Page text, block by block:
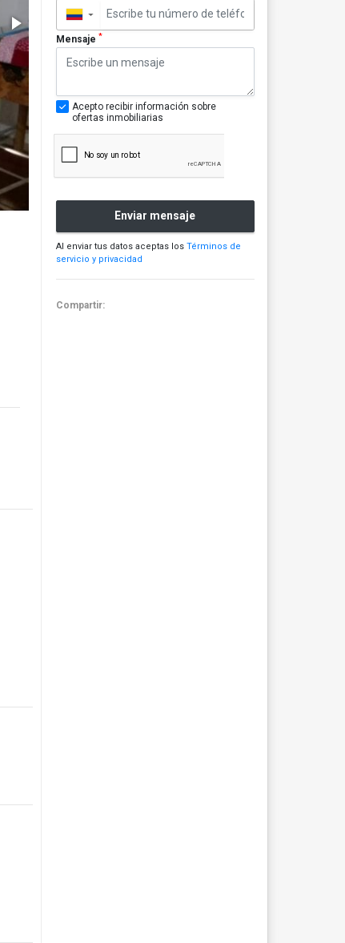
▼
Mensaje *
Acepto recibir información sobre
ofertas inmobiliarias
Enviar mensaje
Al enviar tus datos aceptas los Términos de
servicio y privacidad
Compartir: